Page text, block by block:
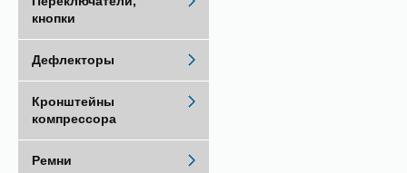
кнопки
Дефлекторы
Кронштейны
компрессора
Ремни